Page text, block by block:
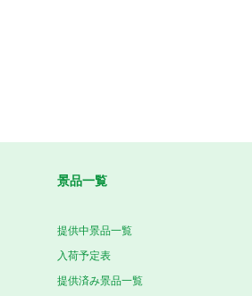
景品一覧
提供中景品一覧
入荷予定表
提供済み景品一覧